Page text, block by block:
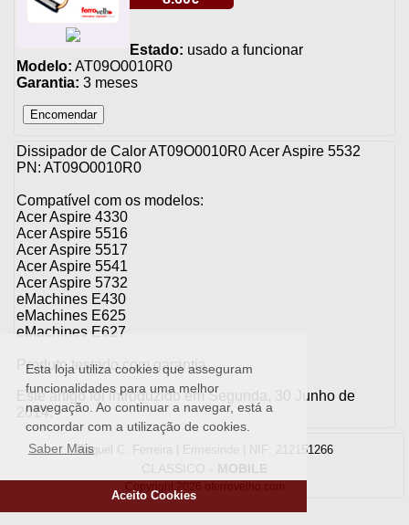
Esta loja utiliza cookies que asseguram
funcionalidades para uma melhor
navegação. Ao continuar a navegar, está a
concordar com a utilização de cookies.
Saber Mais
Aceito Cookies
Estado: usado a funcionar
Modelo: AT09O0010R0
Garantia: 3 meses
Dissipador de Calor AT09O0010R0 Acer Aspire 5532
PN: AT09O0010R0
Compatível com os modelos:
Acer Aspire 4330
Acer Aspire 5516
Acer Aspire 5517
Acer Aspire 5541
Acer Aspire 5732
eMachines E430
eMachines E625
eMachines E627
Produto testado com garantia
Este artigo foi introduzido em Segunda, 30 Junho de
2014.
Raquel C. Ferreira | Ermesinde | NIF: 212151266
CLASSICO - MOBILE
Copyright 2026 oferrovelho.com